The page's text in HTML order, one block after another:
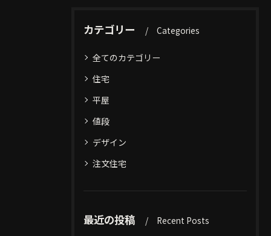
カテゴリー Categories
全てのカテゴリー
住宅
平屋
値段
デザイン
注文住宅
最近の投稿 Recent Posts